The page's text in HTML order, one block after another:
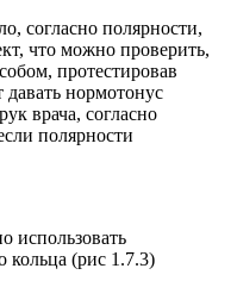
согласно полярности,
что можно проверить,
протестировав
нормотонус
врача, согласно
полярности
использовать
кольца (рис 1.7.3)